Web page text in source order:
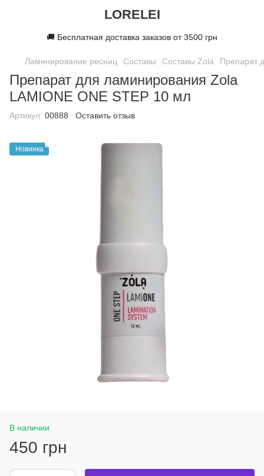
LORELEI
🚚 Бесплатная доставка заказов от 3500 грн
Ламинирование ресниц Составы Составы Zola Препарат
Препарат для ламинирования Zola
LAMIONE ONE STEP 10 мл
Артикул: 00888 Оставить отзыв
Новинка
В наличии
450 грн